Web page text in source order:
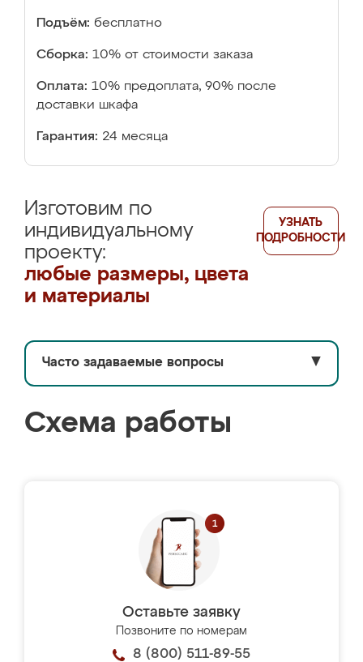
Подъём: бесплатно
Сборка: 10% от стоимости заказа
Оплата: 10% предоплата, 90% после
доставки шкафа
Гарантия: 24 месяца
Изготовим по
индивидуальному
проекту:
любые размеры, цвета
и материалы
УЗНАТЬ
ПОДРОБНОСТИ
Часто задаваемые вопросы ▼
Схема работы
Оставьте заявку
Позвоните по номерам
8 (800) 511-89-55